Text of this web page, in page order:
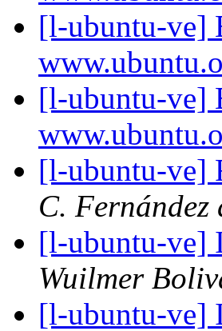
[l-ubuntu-ve]
[l-ubuntu-ve]
[l-ubuntu-ve]
C. Fernández
[l-ubuntu-ve]
Wuilmer
[l-ubuntu-ve]